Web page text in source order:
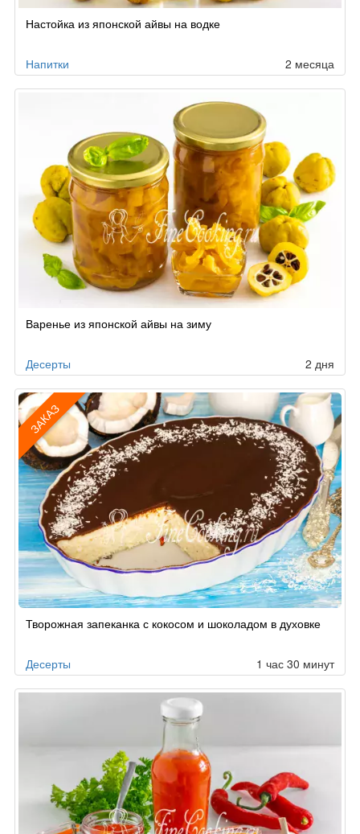
Настойка из японской айвы на водке
Напитки 2 месяца
Варенье из японской айвы на зиму
Десерты 2 дня
ЗАКАЗ
по
Творожная запеканка с кокосом и шоколадом в духовке
Десерты 1 час 30 минут